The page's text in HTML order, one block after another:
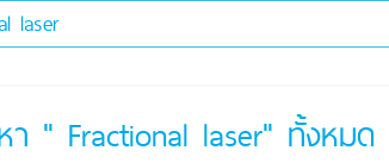
" Fractional laser" ทั้งหมด